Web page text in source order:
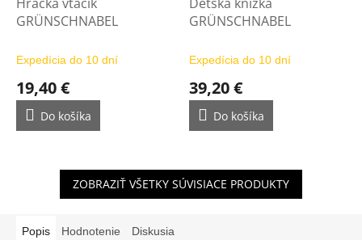
GRÜNSCHNABEL
Expedícia do 10 dní
19,40 €
Do košíka
GRÜNSCHNABEL
Expedícia do 10 dní
39,20 €
Do košíka
ZOBRAZIŤ VŠETKY SÚVISIACE PRODUKTY
Popis Hodnotenie Diskusia